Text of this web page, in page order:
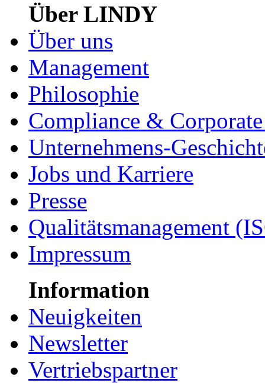
Über LINDY
Über uns
Management
Philosophie
Compliance &
Unternehmens-
Jobs und Karriere
Presse
Qualitätsmanagement
Impressum
Information
Neuigkeiten
Newsletter
Vertriebspartner